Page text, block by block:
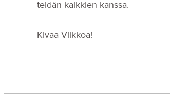
teidän kaikkien kanssa.
Kivaa Viikkoa!